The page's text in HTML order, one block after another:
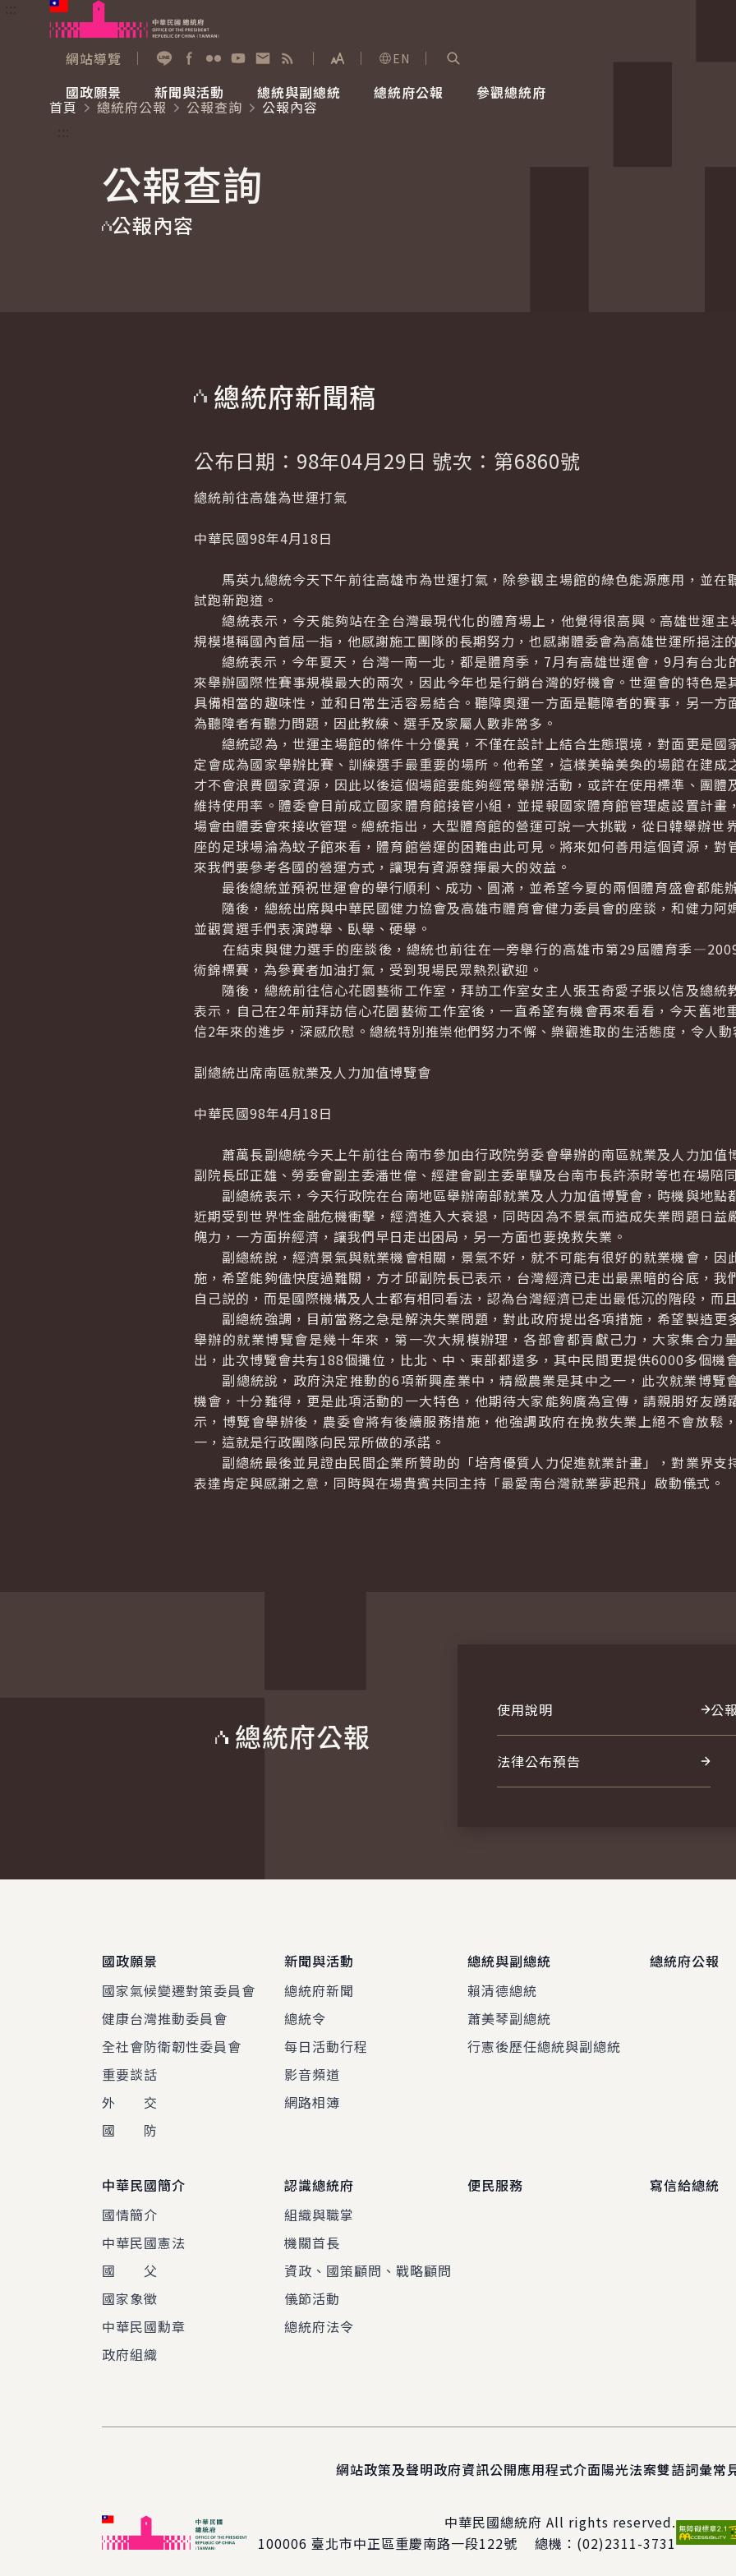
跳到主要內容
網站導覽
展開字級選單
EN
國政願景
國家氣候變遷對策委員會
重要談話
新聞與活動
總統府新聞
影音頻道
總統與副總統
賴清德總統
總統府公報 參觀總統府
首頁 總統府公報 公報查詢
公報內容
公報查詢
公報內容
總統府新聞稿
公布日期：98年04月29日 號次：第6860號
總統前往高雄為世運打氣
中華民國98年4月18日
馬英九總統今天下午前往高雄市為世運打氣，除參觀主場館的綠色能源應用，並在
試跑新跑道。
總統表示，今天能夠站在全台灣最現代化的體育場上，他覺得很高興。高雄世運主
規模堪稱國內首屈一指，他感謝施工團隊的長期努力，也感謝體委會為高雄世運所挹注
總統表示，今年夏天，台灣一南一北，都是體育季，7月有高雄世運會，9月有台北
來舉辦國際性賽事規模最大的兩次，因此今年也是行銷台灣的好機會。世運會的特色是
具備相當的趣味性，並和日常生活容易結合。聽障奧運一方面是聽障者的賽事，另一方
為聽障者有聽力問題，因此教練、選手及家屬人數非常多。
總統認為，世運主場館的條件十分優異，不僅在設計上結合生態環境，對面更是國
定會成為國家舉辦比賽、訓練選手最重要的場所。他希望，這樣美輪美奐的場館在建成
才不會浪費國家資源，因此以後這個場館要能夠經常舉辦活動，或許在使用標準、團體
維持使用率。體委會目前成立國家體育館接管小組，並提報國家體育館管理處設置計畫
場會由體委會來接收管理。總統指出，大型體育館的營運可說一大挑戰，從日韓舉辦世
座的足球場淪為蚊子館來看，體育館營運的困難由此可見。將來如何善用這個資源，對
來我們要參考各國的營運方式，讓現有資源發揮最大的效益。
最後總統並預祝世運會的舉行順利、成功、圓滿，並希望今夏的兩個體育盛會都能
隨後，總統出席與中華民國健力協會及高雄市體育會健力委員會的座談，和健力阿
並觀賞選手們表演蹲舉、臥舉、硬舉。
在結束與健力選手的座談後，總統也前往在一旁舉行的高雄市第29屆體育季
術錦標賽，為參賽者加油打氣，受到現場民眾熱烈歡迎。
隨後，總統前往信心花園藝術工作室，拜訪工作室女主人張玉奇愛子張以信及總統
表示，自己在2年前拜訪信心花園藝術工作室後，一直希望有機會再來看看，今天舊地
信2年來的進步，深感欣慰。總統特別推崇他們努力不懈、樂觀進取的生活態度，令人
副總統出席南區就業及人力加值博覽會
中華民國98年4月18日
蕭萬長副總統今天上午前往台南市參加由行政院勞委會舉辦的南區就業及人力加值
副院長邱正雄、勞委會副主委潘世偉、經建會副主委單驥及台南市長許添財等也在場陪
副總統表示，今天行政院在台南地區舉辦南部就業及人力加值博覽會，時機與地點
近期受到世界性金融危機衝擊，經濟進入大衰退，同時因為不景氣而造成失業問題日益
魄力，一方面拚經濟，讓我們早日走出困局，另一方面也要挽救失業。
副總統說，經濟景氣與就業機會相關，景氣不好，就不可能有很好的就業機會，因
施，希望能夠儘快度過難關，方才邱副院長已表示，台灣經濟已走出最黑暗的谷底，我
自己説的，而是國際機構及人士都有相同看法，認為台灣經濟已走出最低沉的階段，而
副總統強調，目前當務之急是解決失業問題，對此政府提出各項措施，希望製造更
舉辦的就業博覽會是幾十年來，第一次大規模辦理，各部會都貢獻己力，大家集合力
出，此次博覽會共有188個攤位，比北、中、東部都還多，其中民間更提供6000多個機
副總統說，政府決定推動的6項新興產業中，精緻農業是其中之一，此次就業博覽
機會，十分難得，更是此項活動的一大特色，他期待大家能夠廣為宣傳，請親朋好友踴
示，博覽會舉辦後，農委會將有後續服務措施，他強調政府在挽救失業上絕不會放鬆
一，這就是行政團隊向民眾所做的承諾。
副總統最後並見證由民間企業所贊助的「培育優質人力促進就業計畫」，對業界支
表達肯定與感謝之意，同時與在場貴賓共同主持「最愛南台灣就業夢起飛」啟動儀式。
總統府公報
使用說明 公
法律公布預告
國政願景
國家氣候變遷對策委員會
健康台灣推動委員會
全社會防衛韌性委員會
重要談話
外 交
國 防
新聞與活動
總統府新聞
總統令
每日活動行程
影音頻道
網路相簿
總統與副總統
賴清德總統
蕭美琴副總統
行憲後歷任總統與副總統
總統府公報
中華民國簡介
國情簡介
中華民國憲法
國 父
國家象徵
中華民國勳章
政府組織
認識總統府
組織與職掌
機關首長
資政、國策顧問、戰略顧問
儀節活動
總統府法令
便民服務 寫信給總統
網站政策及聲明政府資訊公開應用程式介面陽光法案雙語詞彙常
中華民國總統府 All rights reserved.
100006 臺北市中正區重慶南路一段122號 總機： (02)2311-3731